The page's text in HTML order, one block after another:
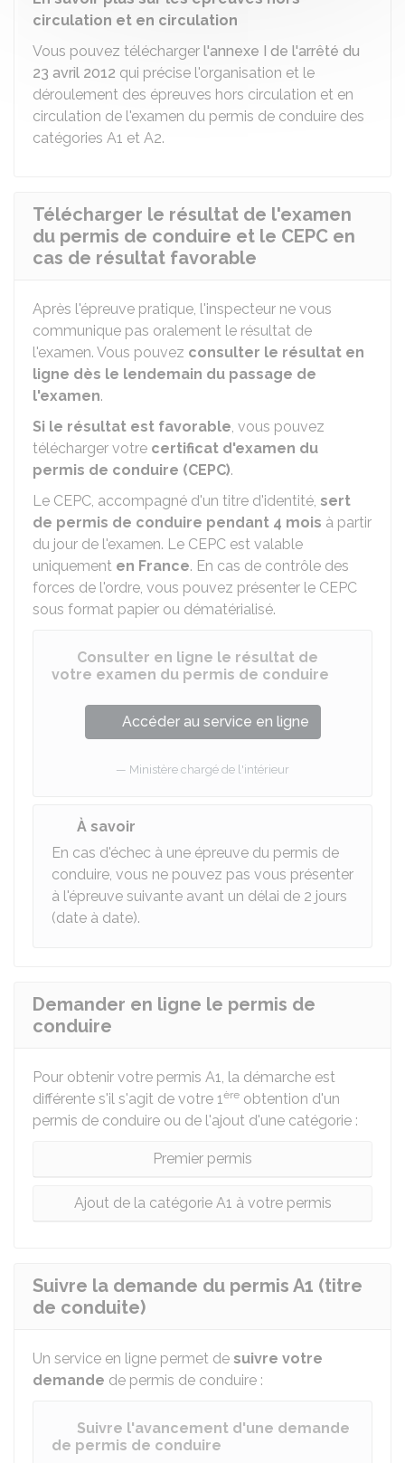
circulation et en circulation
Vous pouvez télécharger l'annexe I de l'arrêté du
23 avril 2012 qui précise l'organisation et le
déroulement des épreuves hors circulation et en
circulation de l'examen du permis de conduire des
catégories A1 et A2.
Télécharger le résultat de l'examen
du permis de conduire et le CEPC en
cas de résultat favorable
Après l'épreuve pratique, l'inspecteur ne vous
communique pas oralement le résultat de
l'examen. Vous pouvez consulter le résultat en
ligne dès le lendemain du passage de
l'examen.
Si le résultat est favorable, vous pouvez
télécharger votre certificat d'examen du
permis de conduire (CEPC).
Le CEPC, accompagné d'un titre d'identité, sert
de permis de conduire pendant 4 mois à partir
du jour de l'examen. Le CEPC est valable
uniquement en France. En cas de contrôle des
forces de l'ordre, vous pouvez présenter le CEPC
sous format papier ou dématérialisé.
Consulter en ligne le résultat de
votre examen du permis de conduire
Accéder au service en ligne
Ministère chargé de l'intérieur
À savoir
En cas d'échec à une épreuve du permis de
conduire, vous ne pouvez pas vous présenter
à l'épreuve suivante avant un délai de 2 jours
(date à date).
Demander en ligne le permis de
conduire
Pour obtenir votre permis A1, la démarche est
différente s'il s'agit de votre 1ère obtention d'un
permis de conduire ou de l'ajout d'une catégorie :
Premier permis
Ajout de la catégorie A1 à votre permis
Suivre la demande du permis A1 (titre
de conduite)
Un service en ligne permet de suivre votre
demande de permis de conduire :
Suivre l'avancement d'une demande
de permis de conduire